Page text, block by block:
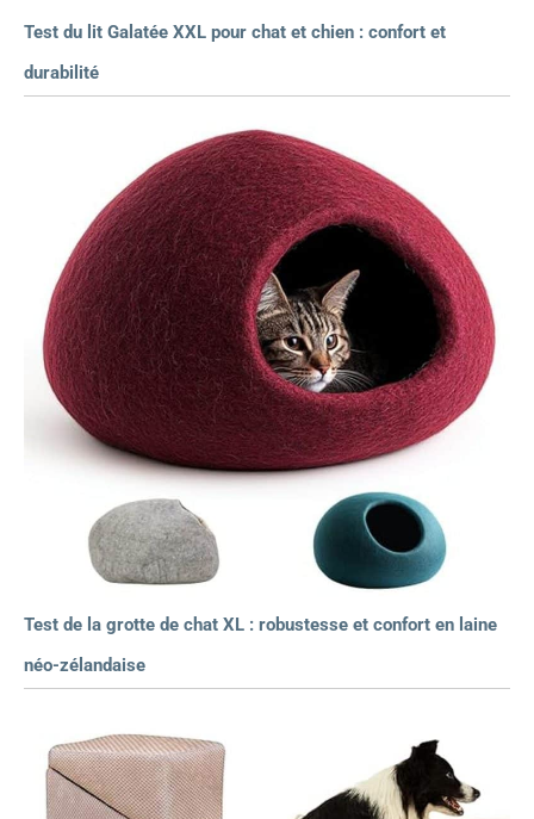
Test du lit Galatée XXL pour chat et chien : confort et
durabilité
Test de la grotte de chat XL : robustesse et confort en laine
néo-zélandaise